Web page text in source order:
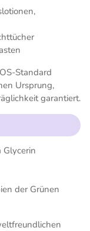
Standard
Ursprung,
garantiert.
Glycerin
der Grünen